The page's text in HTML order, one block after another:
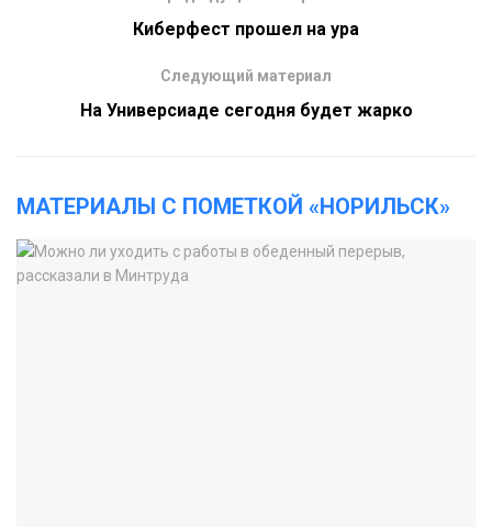
Киберфест прошел на ура
Следующий материал
На Универсиаде сегодня будет жарко
МАТЕРИАЛЫ С ПОМЕТКОЙ «НОРИЛЬСК»